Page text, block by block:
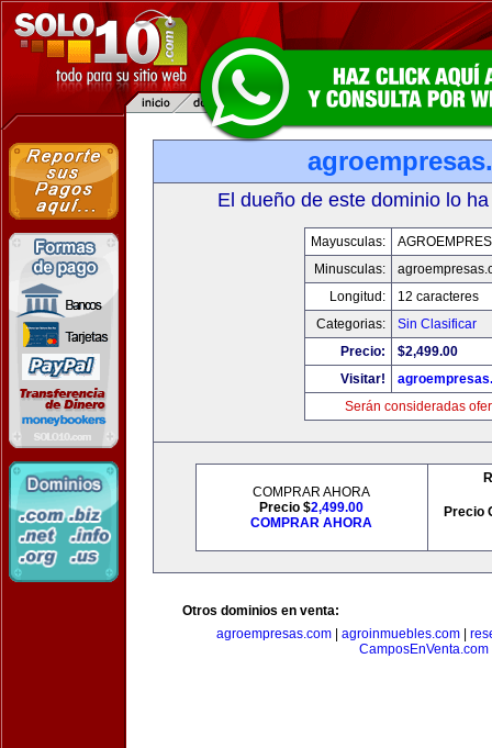
El dueño de este dominio lo
Mayusculas:
Minusculas:
Longitud:
12 caracteres
Categorias:
Sin Clasificar
Precio:
$2,499.00
Visitar!
Serán consideradas
COMPRAR AHORA
Precio $2,499.00
COMPRAR AHORA
Precio
Otros dominios en venta:
agroempresas.com
agroinmuebles.com
CamposEnVenta.com